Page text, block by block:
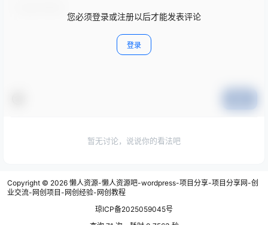
您必须登录或注册以后才能发表评论
登录
暂无讨论，说说你的看法吧
Copyright © 2026 懒人资源-懒人资源吧-wordpress-项目分享-项目分享网-创
业交流-网创项目-网创经验-网创教程
琼ICP备2025059045号